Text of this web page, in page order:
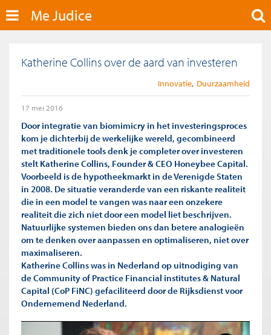
Me Judice
Katherine Collins over de aard van investeren
Innovatie Duurzaamheid
17 mei 2016
Door integratie van biomimicry in het investeringsproces
kom je dichterbij de werkelijke wereld, gecombineerd
met traditionele tools denk je completer over investeren
stelt Katherine Collins, Founder & CEO Honeybee Capital.
Voorbeeld is de hypotheekmarkt in de Verenigde Staten
in 2008. De situatie veranderde van een riskante realiteit
die in een model te vangen was naar een onzekere
realiteit die zich niet door een model liet beschrijven.
Natuurlijke systemen bieden ons dan betere analogieën
om te denken over aanpassen en optimaliseren, niet over
maximaliseren.
Katherine Collins was in Nederland op uitnodiging van
de Community of Practice Financial institutes & Natural
Capital (CoP FiNC) gefaciliteerd door de Rijksdienst voor
Ondernemend Nederland.